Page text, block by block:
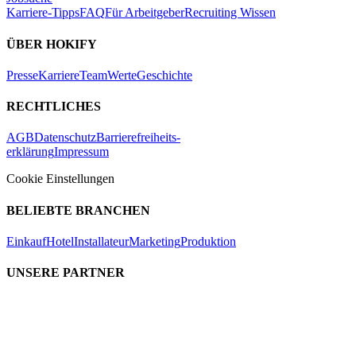
Karriere-TippsFAQFür ArbeitgeberRecruiting Wissen
ÜBER HOKIFY
PresseKarriereTeamWerteGeschichte
RECHTLICHES
AGBDatenschutzBarrierefreiheits-
erklärungImpressum
Cookie Einstellungen
BELIEBTE BRANCHEN
EinkaufHotelInstallateurMarketingProduktion
UNSERE PARTNER